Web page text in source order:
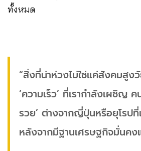
ทั้งหมด
“สิ่งที่น่าห่วงไม่ใช่แค่สังคมสูง
‘ความเร็ว’ ที่เรากำลังเผชิญ
รวย’ ต่างจากญี่ปุ่นหรือยุโรป
หลังจากมีฐานเศรษฐกิจมั่นคง